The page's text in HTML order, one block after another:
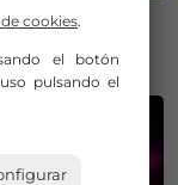
símbolos del
de
cookies.
el botón
pulsando el